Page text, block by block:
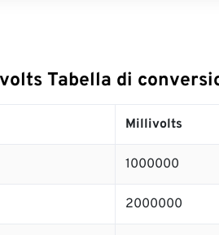
Tabella di
Millivolts
1000000
2000000